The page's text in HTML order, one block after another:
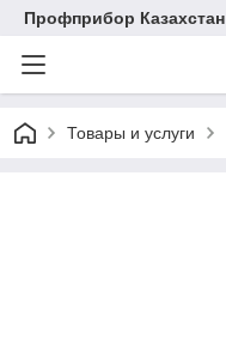
Профприбор Казахстан
Товары и услуги